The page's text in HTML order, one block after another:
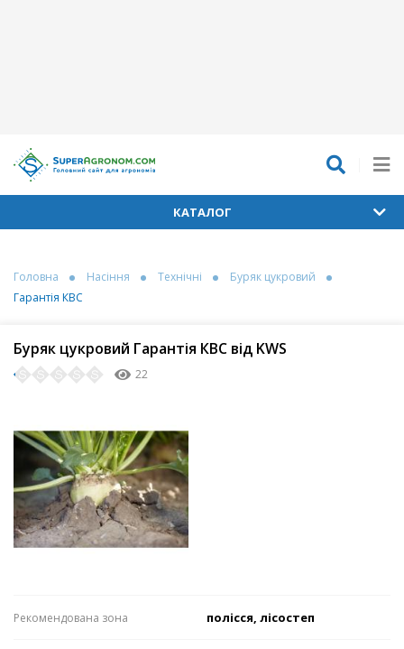
КАТАЛОГ
Головна Насіння Технічні
Буряк цукровий
Гарантія КВС
Буряк цукровий Гарантія КВС від KWS
22
Рекомендована зона полісся, лісостеп